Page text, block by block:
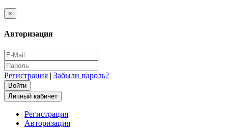
×
Авторизация
Регистрация | Забыли пароль?
Личный кабинет
Регистрация
Авторизация